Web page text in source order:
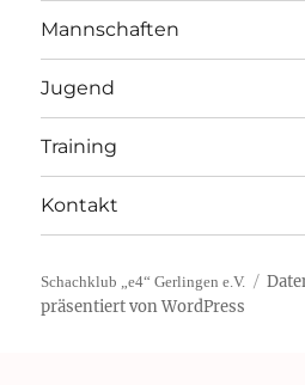
Mannschaften
Jugend
Training
Kontakt
Schachklub „e4“ Gerlingen e.V.
präsentiert von WordPress